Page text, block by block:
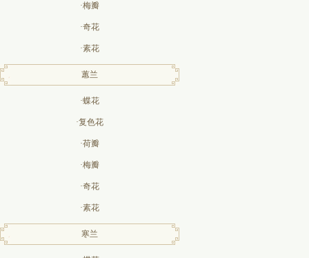
·梅瓣
·奇花
·素花
蕙兰
·蝶花
·复色花
·荷瓣
·梅瓣
·奇花
·素花
寒兰